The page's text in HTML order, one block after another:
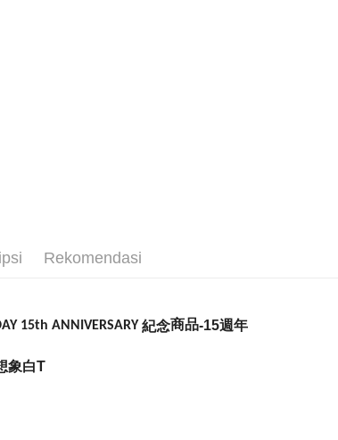
Rekomendasi
15th ANNIVERSARY紀念商品-15週年
象白T